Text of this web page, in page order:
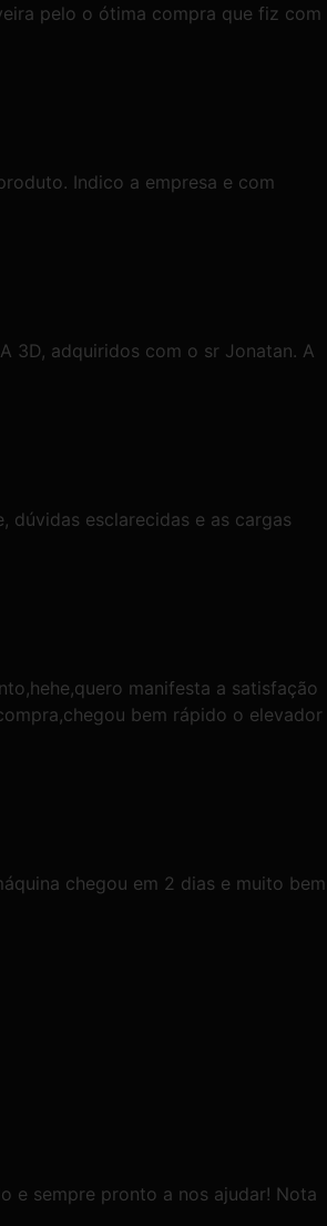
pelo o ótima compra que fiz com
Indico a empresa e com
3D, adquiridos com o sr Jonatan. A
dúvidas esclarecidas e as cargas
manifesta a satisfação
bem rápido o elevador
chegou em 2 dias e muito bem
e sempre pronto a nos ajudar! Nota